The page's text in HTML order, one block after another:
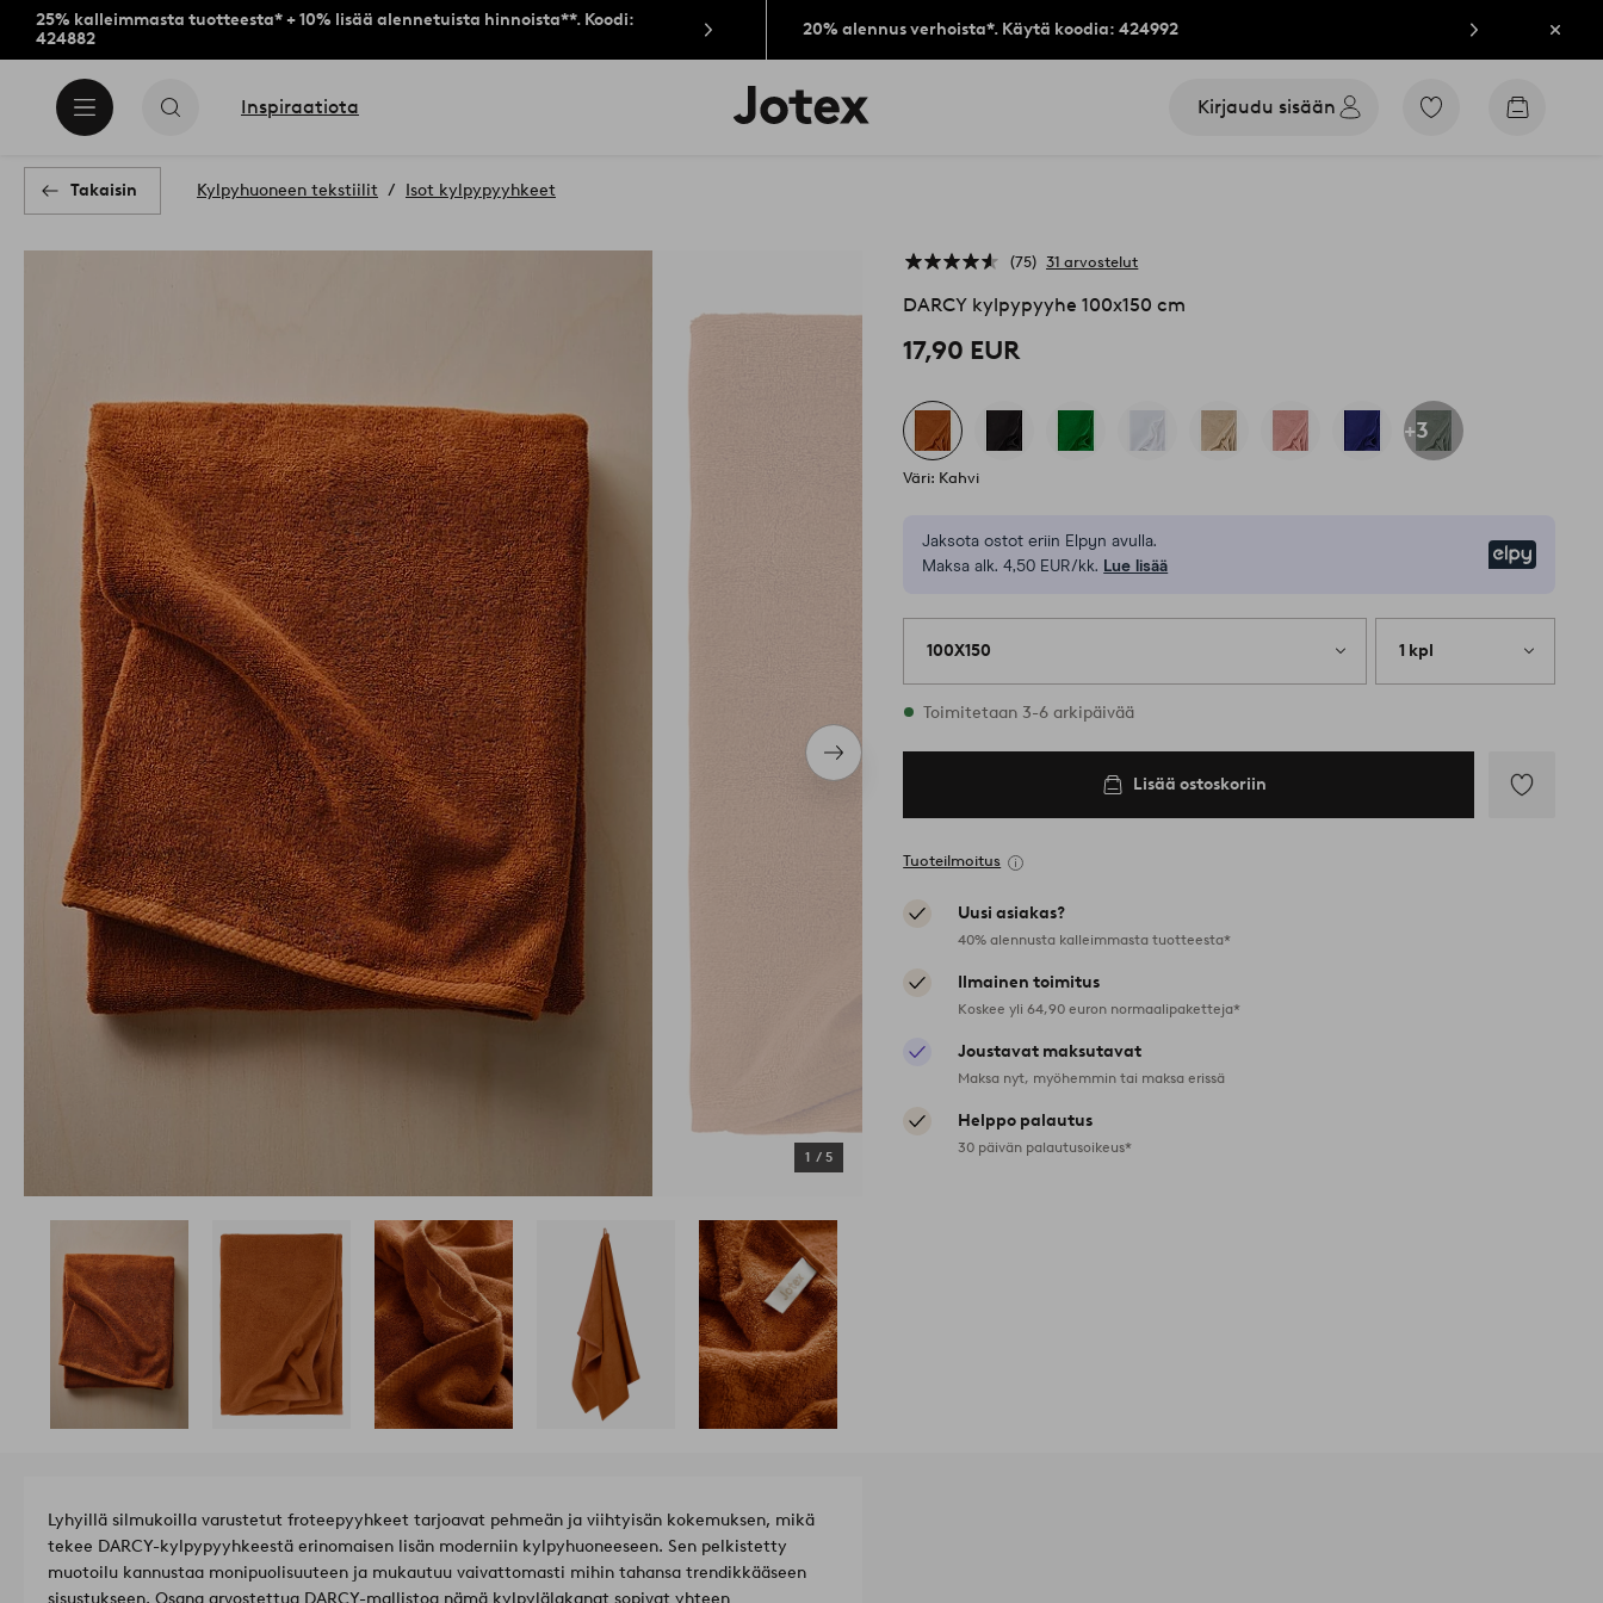
25% kalleimmasta tuotteesta* + 10% lisää alennetuista hinnoista**. Koodi:
424882
20% alennus verhoista*. Käytä koodia: 424992 Sulje
Inspiraatiota
Jotex-
logo
Kirjaudu sisään
Siirry
Siirry
Takaisin Kylpyhuoneen tekstiilit Isot kylpypyyhkeet
Seuraava
tuote
1 / 5
75 31 arvostelut
DARCY kylpypyyhe 100x150 cm
17,90 EUR
+3
Väri: Kahvi
Jaksota ostot eriin Elpyn avulla.
Maksa alk. 4,50 EUR/kk. Lue lisää
100X150 1 kpl
Varastossa
Toimitetaan 3-6 arkipäivää
Lisää ostoskoriin
Tuoteilmoitus
Uusi asiakas?
40% alennusta kalleimmasta tuotteesta*
Ilmainen toimitus
Koskee yli 64,90 euron normaalipaketteja*
Joustavat maksutavat
Maksa nyt, myöhemmin tai maksa erissä
Helppo palautus
30 päivän palautusoikeus*
Lyhyillä silmukoilla varustetut froteepyyhkeet tarjoavat pehmeän ja viihtyisän kokemuksen, mikä
tekee DARCY-kylpypyyhkeestä erinomaisen lisän moderniin kylpyhuoneeseen. Sen pelkistetty
muotoilu kannustaa monipuolisuuteen ja mukautuu vaivattomasti mihin tahansa trendikkääseen
sisustukseen. Osana arvostettua DARCY-mallistoa nämä kylpylälakanat sopivat yhteen